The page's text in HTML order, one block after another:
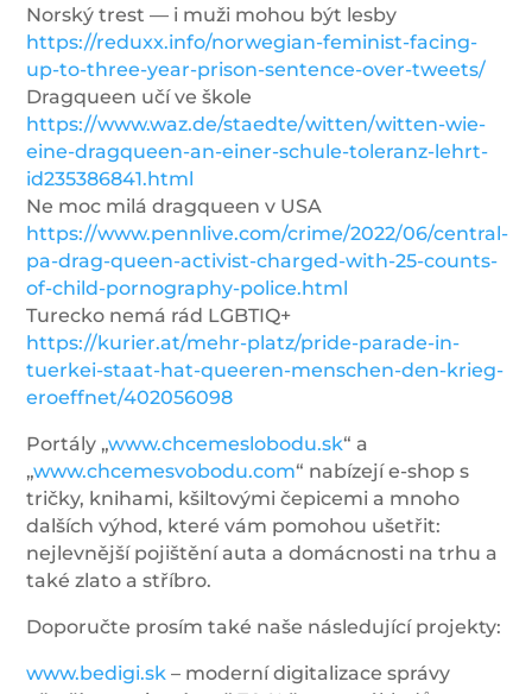
Norský trest — i muži mohou být lesby
https://reduxx.info/norwegian-feminist-facing-
up-to-three-year-prison-sentence-over-tweets/
Dragqueen učí ve škole
https://www.waz.de/staedte/witten/witten-wie-
eine-dragqueen-an-einer-schule-toleranz-lehrt-
id235386841.html
Ne moc milá dragqueen v USA
https://www.pennlive.com/crime/2022/06/central-
pa-drag-queen-activist-charged-with-25-counts-
of-child-pornography-police.html
Turecko nemá rád LGBTIQ+
https://kurier.at/mehr-platz/pride-parade-in-
tuerkei-staat-hat-queeren-menschen-den-krieg-
eroeffnet/402056098
Portály „www.chcemeslobodu.sk“ a
„www.chcemesvobodu.com“ nabízejí e-shop s
tričky, knihami, kšiltovými čepicemi a mnoho
dalších výhod, které vám pomohou ušetřit:
nejlevnější pojištění auta a domácnosti na trhu a
také zlato a stříbro.
Doporučte prosím také naše následující projekty:
www.bedigi.sk – moderní digitalizace správy